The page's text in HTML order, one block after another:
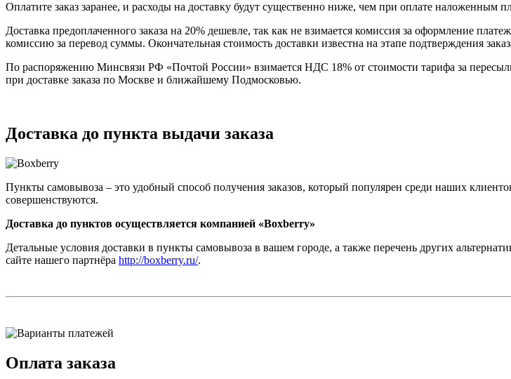
Оплатите заказ заранее, и расходы на доставку будут существенно ниже, чем при оплате наложенным
Доставка предоплаченного заказа на 20% дешевле, так как не взимается комиссия за оформление
комиссию за перевод суммы. Окончательная стоимость доставки известна на этапе подтверждения
По распоряжению Минсвязи РФ «Почтой России» взимается НДС 18% от стоимости тарифа за
при доставке заказа по Москве и ближайшему Подмосковью.
Доставка до пункта выдачи заказа
Пункты самовывоза – это удобный способ получения заказов, который популярен среди наших
совершенствуются.
Доставка до пунктов осуществляется компанией «Boxberry»
Детальные условия доставки в пункты самовывоза в вашем городе, а также перечень других
сайте нашего партнёра http://boxberry.ru/.
Оплата заказа